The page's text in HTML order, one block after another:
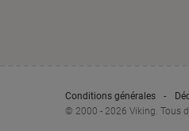
Conditions générales
© 2000 - 2026 Viking. Tous